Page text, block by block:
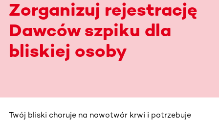
Zorganizuj rejestrację
Dawców szpiku dla
bliskiej osoby
Twój bliski choruje na nowotwór krwi i potrzebuje